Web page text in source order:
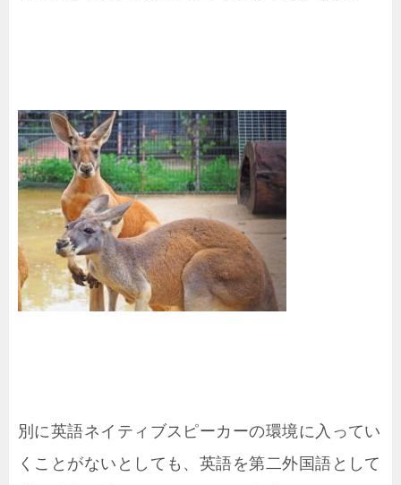
別に英語ネイティブスピーカーの環境に入ってい
くことがないとしても、英語を第二外国語として